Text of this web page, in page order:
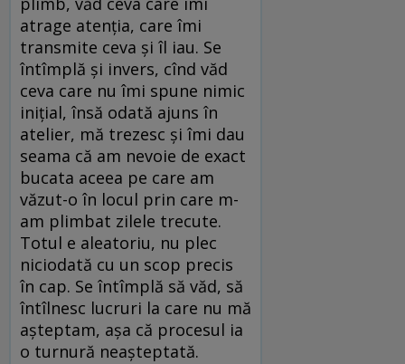
atrage atenția, care îmi
transmite ceva și îl iau. Se
întîmplă și invers, cînd văd
ceva care nu îmi spune nimic
inițial, însă odată ajuns în
atelier, mă trezesc și îmi dau
seama că am nevoie de exact
bucata aceea pe care am
văzut-o în locul prin care m-
am plimbat zilele trecute.
Totul e aleatoriu, nu plec
niciodată cu un scop precis
în cap. Se întîmplă să văd, să
întîlnesc lucruri la care nu mă
așteptam, așa că procesul ia
o turnură neașteptată.